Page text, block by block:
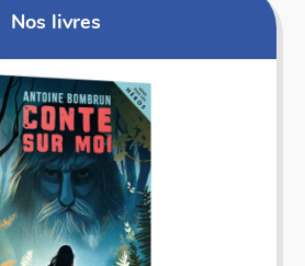
Nos livres